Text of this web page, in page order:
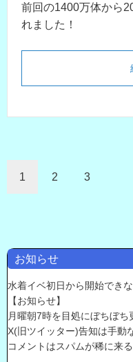
前回の1400万体から
れました！
1 2 3
お知らせ
水着イベ初日から開始でき
【お知らせ】
月曜朝7時を目処にぼちぼち
X(旧ツイッター)告知は手動
コメントはスパムが稀に来